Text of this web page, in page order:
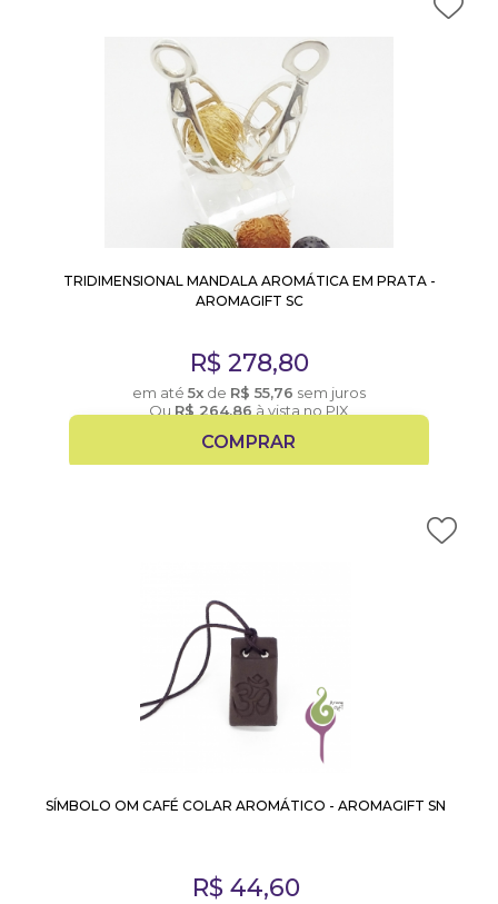
TRIDIMENSIONAL MANDALA AROMÁTICA EM PRATA -
AROMAGIFT SC
R$ 278,80
em até 5x de R$ 55,76 sem juros
Ou R$ 264,86 à vista no PIX
COMPRAR
SÍMBOLO OM CAFÉ COLAR AROMÁTICO - AROMAGIFT SN
R$ 44,60